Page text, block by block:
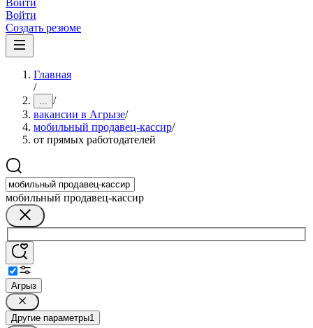
Войти
Войти
Создать резюме
Главная
/
... /
вакансии в Агрызе/
мобильный продавец-кассир/
от прямых работодателей
мобильный продавец-кассир
Агрыз
Другие параметры1